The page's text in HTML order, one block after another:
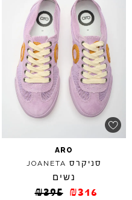
ARO
סניקרס JOANETA
נשים
₪395 ₪316